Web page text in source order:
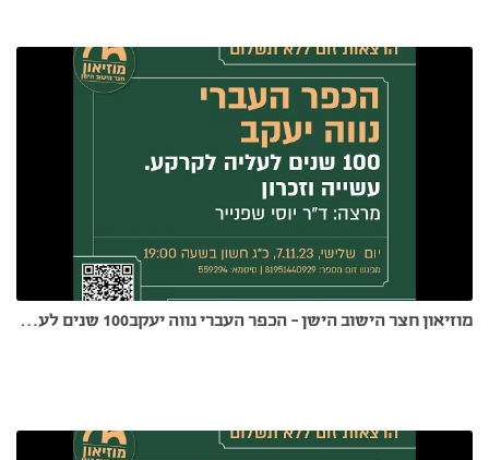
מוזיאון חצר הישוב הישן - הכפר העברי נווה יעקב100 שנים לעליה לקרקע. הרצאתו של ד"ר יוסי שפנייר